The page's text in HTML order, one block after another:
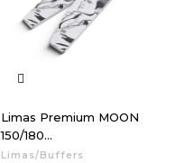
Limas Premium MOON
150/180...
Limas/Buffers